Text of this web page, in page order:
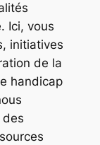
Ici, vous
initiatives
de la
handicap